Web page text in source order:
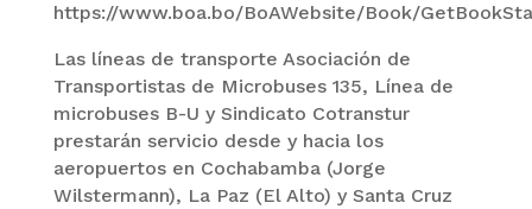
https://www.boa.bo/BoAWebsite/Book/
Las líneas de transporte Asociación de
Transportistas de Microbuses 135, Línea de
microbuses B-U y Sindicato Cotranstur
prestarán servicio desde y hacia los
aeropuertos en Cochabamba (Jorge
Wilstermann), La Paz (El Alto) y Santa Cruz